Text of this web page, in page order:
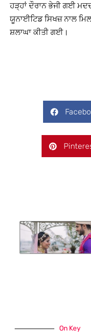
ਹੜ੍ਹਾਂ ਦੌਰਾਨ ਭੇਜੀ ਗਈ
ਯੂਨਾਈਟਿਡ ਸਿਖਜ਼ ਨਾਲ
ਸ਼ਲਾਘਾ ਕੀਤੀ ਗਈ।
On Key